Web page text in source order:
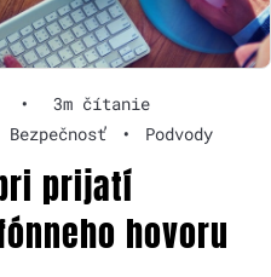
•
3m čítanie
Bezpečnosť • Podvody
prijatí
hovoru